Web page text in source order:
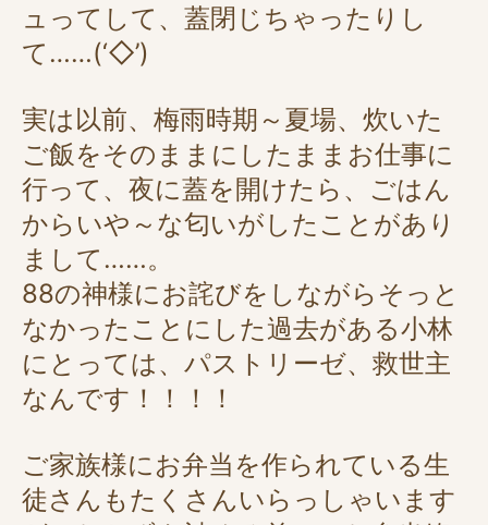
ュってして、蓋閉じちゃったりし
て……(‘◇’)ゞ
実は以前、梅雨時期～夏場、炊いた
ご飯をそのままにしたままお仕事に
行って、夜に蓋を開けたら、ごはん
からいや～な匂いがしたことがあり
まして……。
88の神様にお詫びをしながらそっと
なかったことにした過去がある小林
にとっては、パストリーゼ、救世主
なんです！！！！
ご家族様にお弁当を作られている生
徒さんもたくさんいらっしゃいます